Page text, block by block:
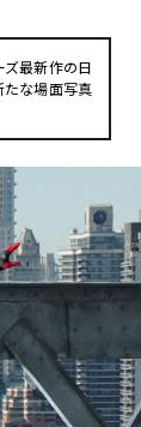
最新作の日
な場面写真